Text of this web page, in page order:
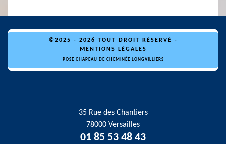
©2025 - 2026 TOUT DROIT RÉSERVÉ -
MENTIONS LÉGALES
POSE CHAPEAU DE CHEMINÉE LONGVILLIERS
35 Rue des Chantiers
78000 Versailles
01 85 53 48 43